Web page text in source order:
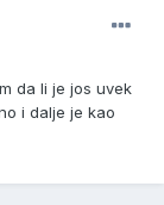
da li je jos uvek
i dalje je kao